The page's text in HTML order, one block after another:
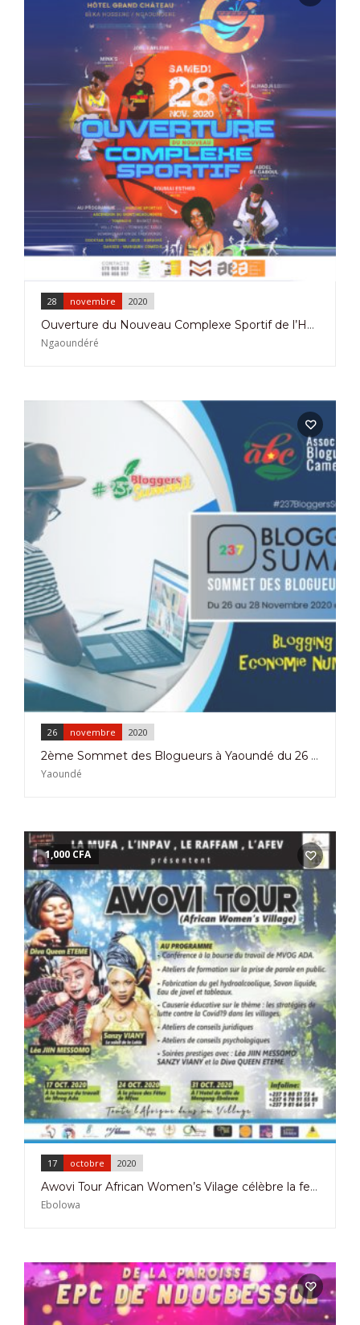
28 novembre 2020
Ouverture du Nouveau Complexe Sportif de l’Hôtel Grand Château à Ngaoundéré Le 28 Novembre 2020
Ngaoundéré
26 novembre 2020
2ème Sommet des Blogueurs à Yaoundé du 26 au 28 Novembre 2020
Yaoundé
17 octobre 2020
Awovi Tour African Women’s Vilage célèbre la femme rurale les 17, 24 et 31 octobre 2020 à Yaoundé, Mfou et Ebolowa
1,000 CFA
Ebolowa